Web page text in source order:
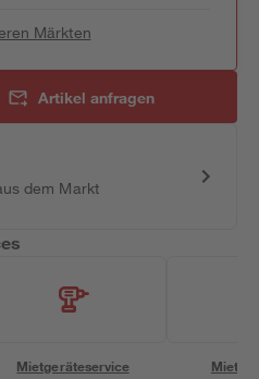
Märkten
Artikel anfragen
dem Markt
Mietgeräteservice